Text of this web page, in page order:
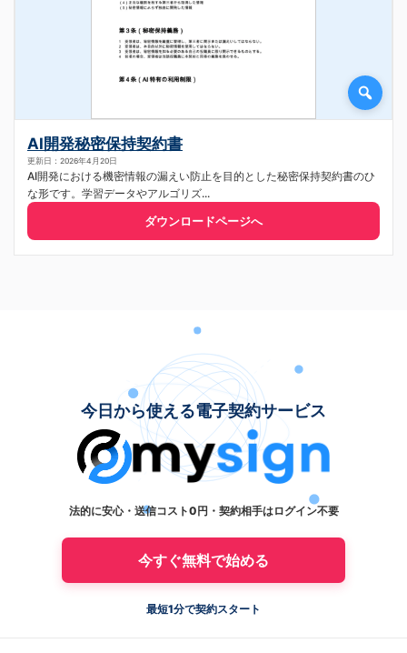
AI開発秘密保持契約書
更新日：2026年4月20日
AI開発における機密情報の漏えい防止を目的とした秘密保持契約書のひ
な形です。学習データやアルゴリズ...
ダウンロードページへ
今日から使える電子契約サービス
法的に安心・送信コスト0円・契約相手はログイン不要
今すぐ無料で始める
最短1分で契約スタート